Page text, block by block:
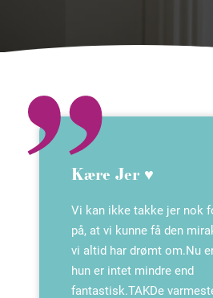
Kære Jer ♥️
Vi kan ikke takke jer nok
på, at vi kunne få den
vi altid har drømt om.Nu
hun er intet mindre end
fantastisk.TAKDe